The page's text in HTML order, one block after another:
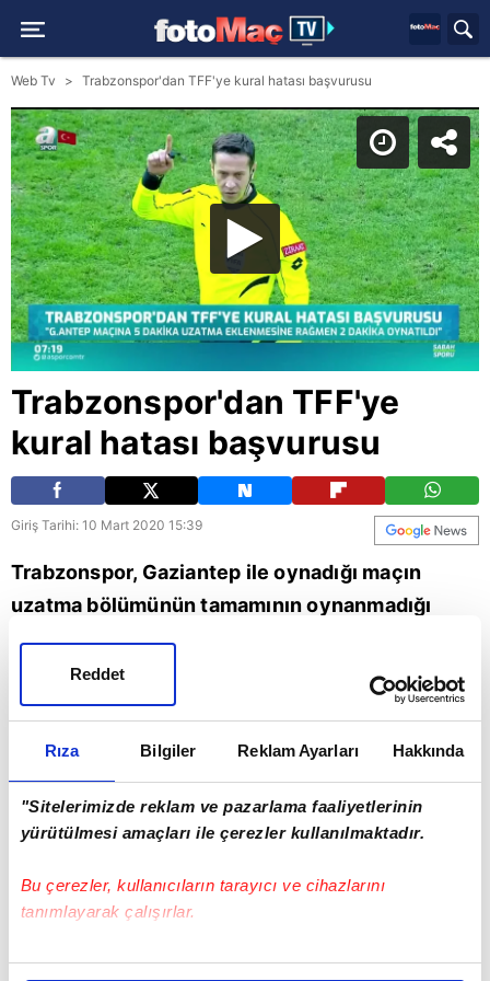
Rıza Bilgiler Reklam Ayarları Hakkında
"Sitelerimizde reklam ve pazarlama faaliyetlerinin
yürütülmesi amaçları ile çerezler kullanılmaktadır.
Bu çerezler, kullanıcıların tarayıcı ve cihazlarını
tanımlayarak çalışırlar.
Bu çerezlere izin vermeniz halinde sizlere özel
Reddet
Web Tv Trabzonspor'dan TFF'ye kural hatası başvurusu
Trabzonspor'dan TFF'ye
kural hatası başvurusu
Giriş Tarihi: 10 Mart 2020 15:39
Trabzonspor, Gaziantep ile oynadığı maçın
uzatma bölümünün tamamının oynanmadığı
gerekçesiyle Türkiye Futbol Federasyonu'na
(TFF) kural hatası başvurusu yaptı.